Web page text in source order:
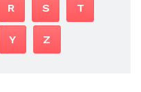
R S T
Y Z